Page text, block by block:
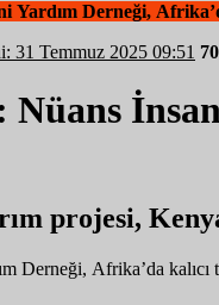
Derneği,
Tarihi: 31 Temmuz 2025 09:51
projesi,